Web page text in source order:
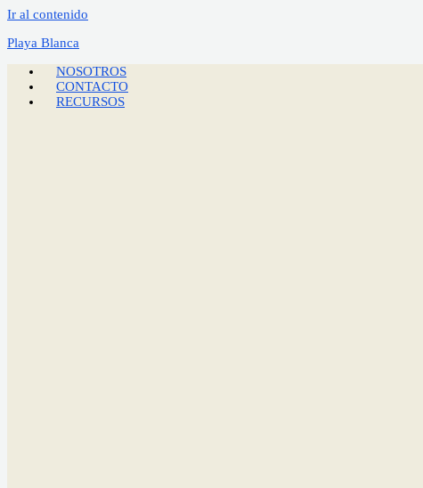
Ir al contenido
Playa Blanca
NOSOTROS
CONTACTO
RECURSOS